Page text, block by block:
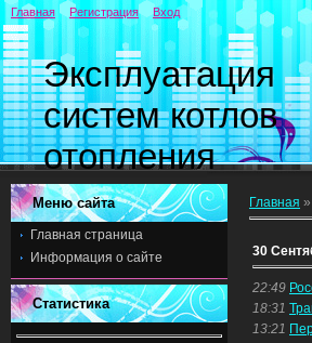
Эксплуатация
систем котлов
отопления
Главная Регистрация Вход
Меню сайта
Главная страница
Информация о сайте
Статистика
Главная »
30
22:49
18:31
13:21